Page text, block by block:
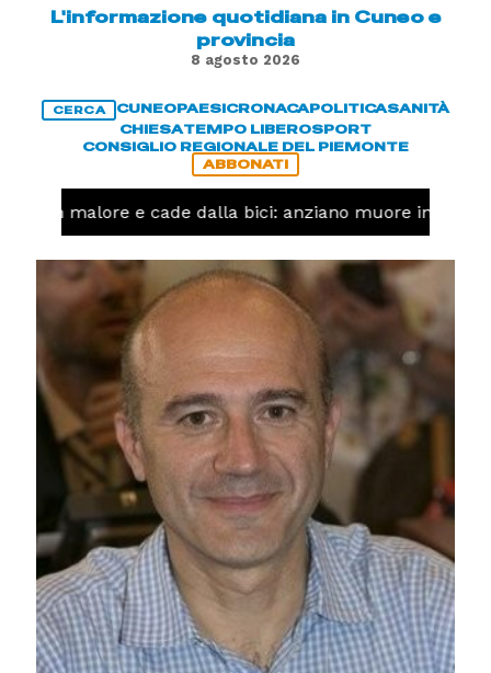
L'informazione quotidiana in Cuneo e
provincia
8 agosto 2026
CERCA CUNEOPAESICRONACAPOLITICASANITÀ
CHIESATEMPO LIBEROSPORT
CONSIGLIO REGIONALE DEL PIEMONTE
ABBONATI
un malore e cade dalla bici: anziano muore in corso